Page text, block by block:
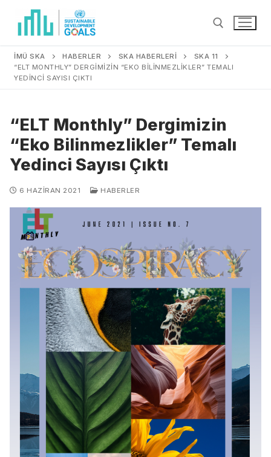
İMÜ SKA HABERLER SKA HABERLERİ
SKA 11
“ELT MONTHLY” DERGIMIZIN “EKO BILINMEZLIKLER” TEMALI
YEDINCI SAYISI ÇIKTI
“ELT Monthly” Dergimizin
“Eko Bilinmezlikler” Temalı
Yedinci Sayısı Çıktı
6 HAZIRAN 2021 HABERLER